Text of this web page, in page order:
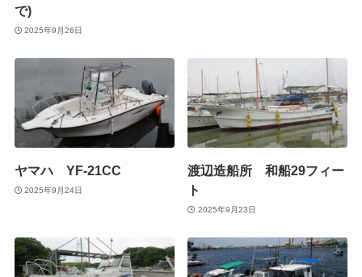
で)
2025年9月26日
ヤマハ YF-21CC
2025年9月24日
渡辺造船所 和船29フィー
ト
2025年9月23日